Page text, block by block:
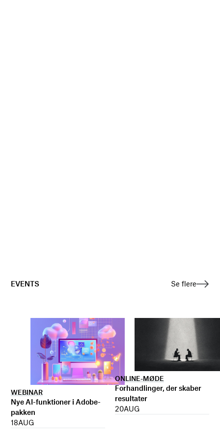
EVENTS Se flere
WEBINAR
Nye AI-funktioner i Adobe-
pakken
18AUG
ONLINE-MØDE
Forhandlinger, der skaber
resultater
20AUG